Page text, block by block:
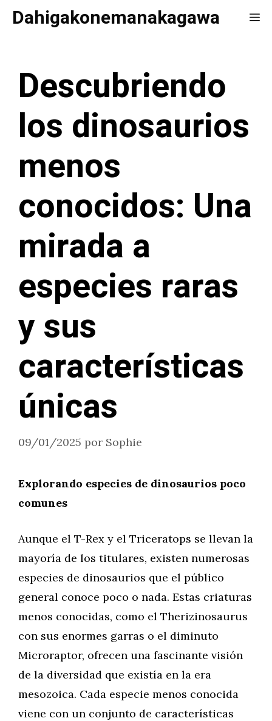
SaltarDahigakonemanakagawa
Descubriendo
los dinosaurios
menos
conocidos: Una
mirada a
especies raras
y sus
características
únicas
09/01/2025 por Sophie
Explorando especies de dinosaurios poco
comunes
Aunque el T-Rex y el Triceratops se llevan la
mayoría de los titulares, existen numerosas
especies de dinosaurios que el público
general conoce poco o nada. Estas criaturas
menos conocidas, como el Therizinosaurus
con sus enormes garras o el diminuto
Microraptor, ofrecen una fascinante visión
de la diversidad que existía en la era
mesozoica. Cada especie menos conocida
viene con un conjunto de características